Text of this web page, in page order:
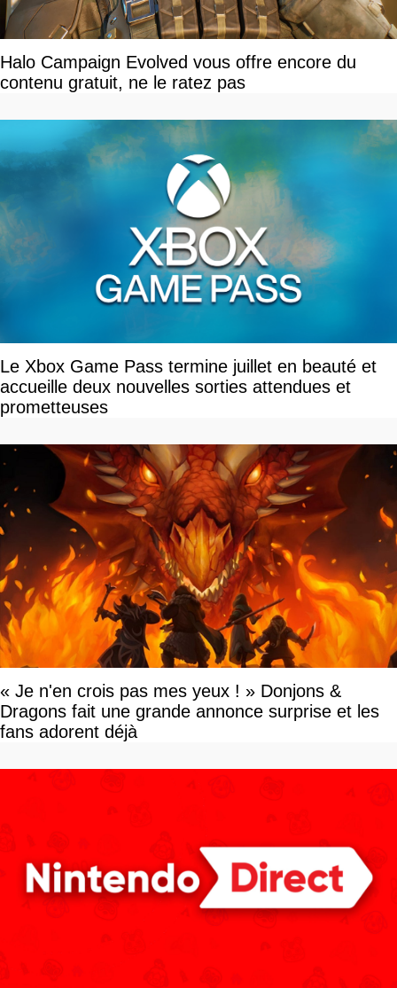
Halo Campaign Evolved vous offre encore du
contenu gratuit, ne le ratez pas
Le Xbox Game Pass termine juillet en beauté et
accueille deux nouvelles sorties attendues et
prometteuses
« Je n'en crois pas mes yeux ! » Donjons &
Dragons fait une grande annonce surprise et les
fans adorent déjà